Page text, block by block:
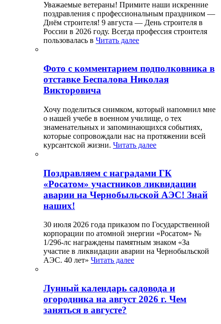
Уважаемые ветераны! Примите наши искренние
поздравления с профессиональным праздником —
Днём строителя! 9 августа — День строителя в
России в 2026 году. Всегда профессия строителя
пользовалась в Читать далее
Фото с комментарием подполковника в
отставке Беспалова Николая
Викторовича
Хочу поделиться снимком, который напомнил мне
о нашей учебе в военном училище, о тех
знаменательных и запоминающихся событиях,
которые сопровождали нас на протяжении всей
курсантской жизни. Читать далее
Поздравляем с наградами ГК
«Росатом» участников ликвидации
аварии на Чернобыльской АЭС! Знай
наших!
30 июля 2026 года приказом по Государственной
корпорации по атомной энергии «Росатом» №
1/296-лс награждены памятным знаком «За
участие в ликвидации аварии на Чернобыльской
АЭС. 40 лет» Читать далее
Лунный календарь садовода и
огородника на август 2026 г. Чем
заняться в августе?